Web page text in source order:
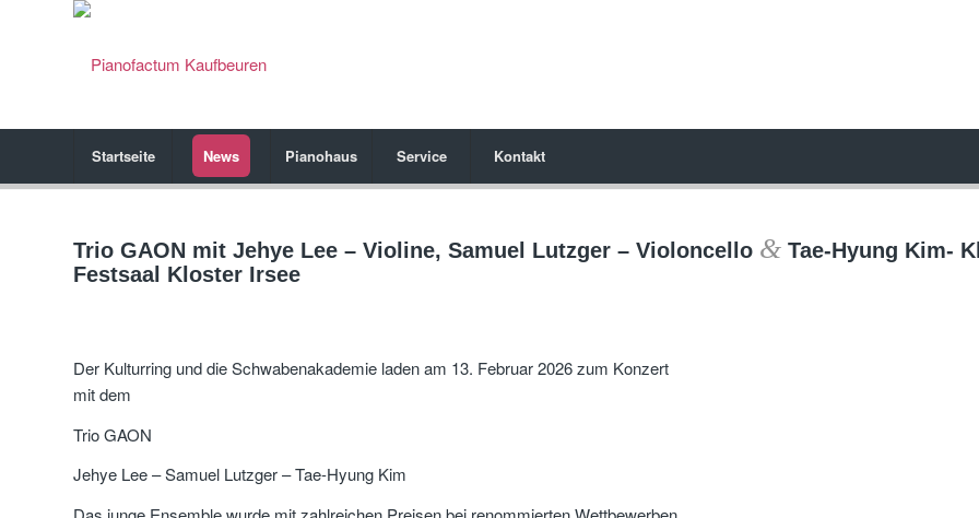
Startseite News Pianohaus Service Kontakt
Trio GAON mit Jehye Lee – Violine, Samuel Lutzger – Violoncello & Tae-Hyung Kim-
Festsaal Kloster Irsee
Der Kulturring und die Schwabenakademie laden am 13. Februar 2026 zum Konzert
mit dem
Trio GAON
Jehye Lee – Samuel Lutzger – Tae-Hyung Kim